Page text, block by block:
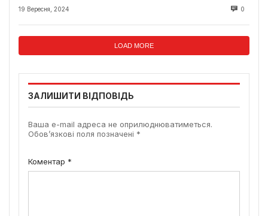
19 Вересня, 2024 0
LOAD MORE
ЗАЛИШИТИ ВІДПОВІДЬ
Ваша e-mail адреса не оприлюднюватиметься.
Обов’язкові поля позначені *
Коментар *